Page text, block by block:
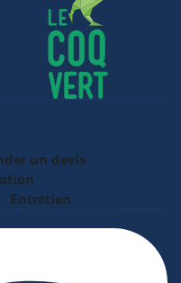
un devis
Entretien